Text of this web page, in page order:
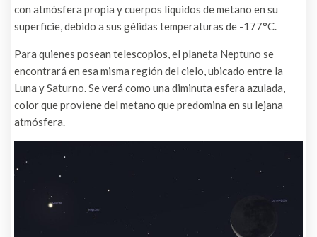
con atmósfera propia y cuerpos líquidos de metano en su
superficie, debido a sus gélidas temperaturas de -177°C.
Para quienes posean telescopios, el planeta Neptuno se
encontrará en esa misma región del cielo, ubicado entre la
Luna y Saturno. Se verá como una diminuta esfera azulada,
color que proviene del metano que predomina en su lejana
atmósfera.